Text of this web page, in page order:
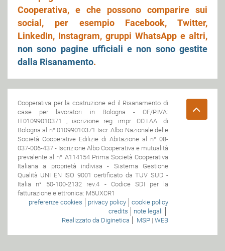
Cooperativa, e che possono comparire sui
social, per esempio Facebook, Twitter,
LinkedIn, Instagram, gruppi WhatsApp e altri,
non sono pagine ufficiali e non sono gestite
dalla Risanamento.
Cooperativa per la costruzione ed il Risanamento di
case per lavoratori in Bologna - CF/P.IVA:
IT01099010371 , iscrizione reg. impr. CC.I.AA. di
Bologna al n° 01099010371 Iscr. Albo Nazionale delle
Società Cooperative Edilizie di Abitazione al n° 08-
037-006-437 - Iscrizione Albo Cooperativa e mutualità
prevalente al n° A114154 Prima Società Cooperativa
Italiana a proprietà indivisa - Sistema Gestione
Qualità UNI EN ISO 9001 certificato da TUV SUD -
Italia n° 50-100-2132 rev.4 - Codice SDI per la
fatturazione elettronica: M5UXCR1
cookie policy
privacy policy
preferenze cookies
note legali
credits
Realizzato da Diginetica
MSP | WEB